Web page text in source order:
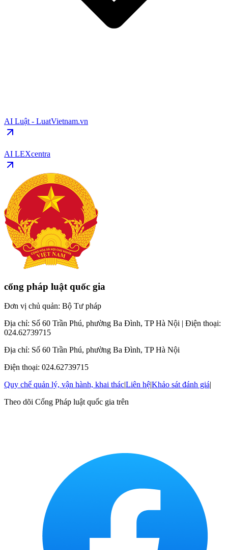
AI Luật - LuatVietnam.vn
AI LEXcentra
cổng pháp luật quốc gia
Đơn vị chủ quản: Bộ Tư pháp
Địa chỉ: Số 60 Trần Phú, phường Ba Đình, TP Hà Nội | Điện thoại:
024.62739715
Địa chỉ: Số 60 Trần Phú, phường Ba Đình, TP Hà Nội
Điện thoại: 024.62739715
Quy chế quản lý, vận hành, khai thác|Liên hệ|Khảo sát đánh giá|
Theo dõi Cổng Pháp luật quốc gia trên